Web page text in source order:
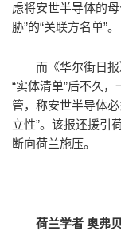
虑将安世半导体的
胁”的“关联方名单”。
而《华尔街日
“实体清单”后不久
管，称安世半导体
立性”。该报还援引
断向荷兰施压。
荷兰学者 奥弗贝